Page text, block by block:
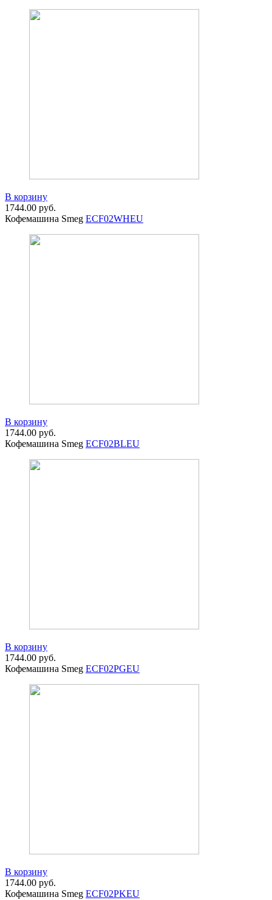
В корзину
1744.00 руб.
Кофемашина Smeg ECF02WHEU
В корзину
1744.00 руб.
Кофемашина Smeg ECF02BLEU
В корзину
1744.00 руб.
Кофемашина Smeg ECF02PGEU
В корзину
1744.00 руб.
Кофемашина Smeg ECF02PKEU